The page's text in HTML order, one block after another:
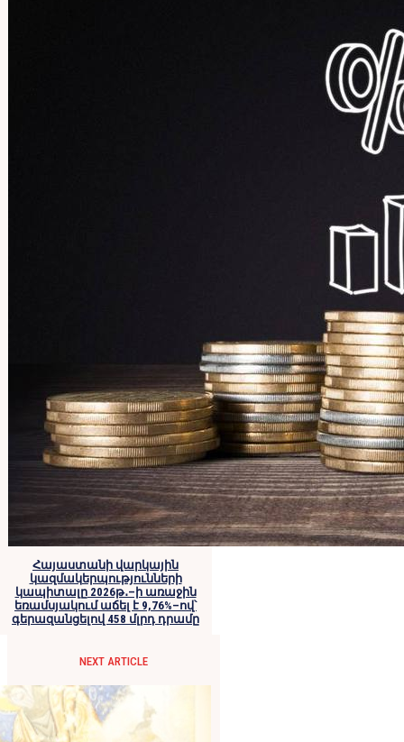
Հայաստանի վարկային
կազմակերպությունների
կապիտալը 2026թ․–ի առաջին
եռամսյակում աճել է 9,76%–ով՝
գերազանցելով 458 մլրդ դրամը
NEXT ARTICLE